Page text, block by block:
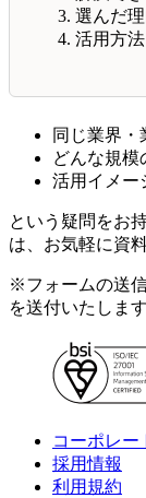
選んだ
活用方法
同じ業界・
どんな規模
活用イメー
という疑問をお
は、お気軽に資
※フォームの送
を送付いたします
コーポレー
採用情報
利用規約